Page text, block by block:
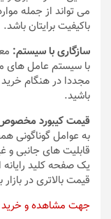
می تواند از جمله
باکیفیت برایتان باشد.
سازگاری با سیستم:
با سیستم عامل های
مجددا در هنگام
باشید.
قیمت کیبورد
به عوامل گوناگونی
قابلیت های جانبی
یک صفحه کلید رایانه
قیمت بالاتری در
جهت مشاهده و خرید